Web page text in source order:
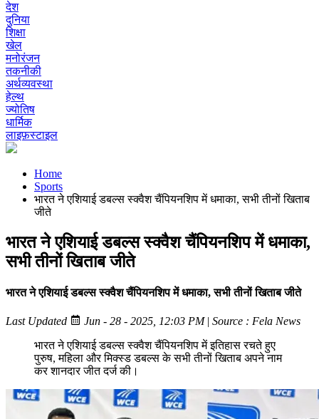
देश
दुनिया
शिक्षा
खेल
मनोरंजन
तकनीकी
अर्थव्यवस्था
हेल्थ
ज्योतिष
धार्मिक
लाइफ़स्टाइल
Home
Sports
भारत ने एशियाई डबल्स स्क्वैश चैंपियनशिप में धमाका, सभी तीनों खिताब
जीते
भारत ने एशियाई डबल्स स्क्वैश चैंपियनशिप में धमाका,
सभी तीनों खिताब जीते
भारत ने एशियाई डबल्स स्क्वैश चैंपियनशिप में धमाका, सभी तीनों खिताब जीते
Last Updated Jun - 28 - 2025, 12:03 PM| Source : Fela News
भारत ने एशियाई डबल्स स्क्वैश चैंपियनशिप में इतिहास रचते हुए
पुरुष, महिला और मिक्स्ड डबल्स के सभी तीनों खिताब अपने नाम
कर शानदार जीत दर्ज की।